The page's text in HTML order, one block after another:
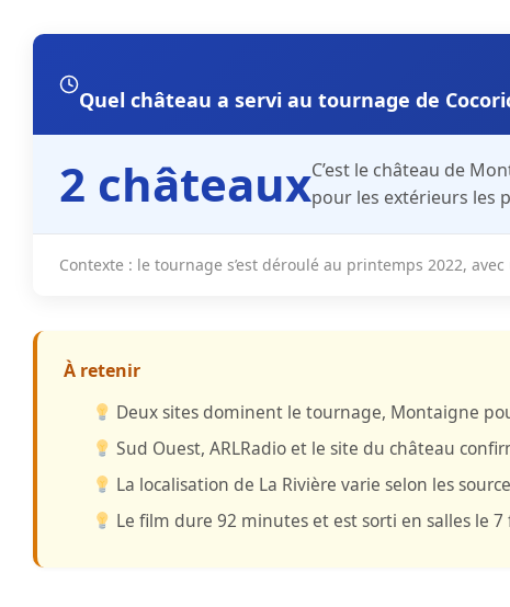
Quel château a servi au tournage de
2 châteauxC’est le château de
pour les extérieurs les
Contexte : le tournage s’est déroulé au printemps 2022,
À retenir
Deux sites dominentle tournage, Montaigne
Sud Ouest, ARLRadio et le site du château
La localisation de La Rivière varie selon les
Le film dure 92 minuteset est sorti en salles le 7